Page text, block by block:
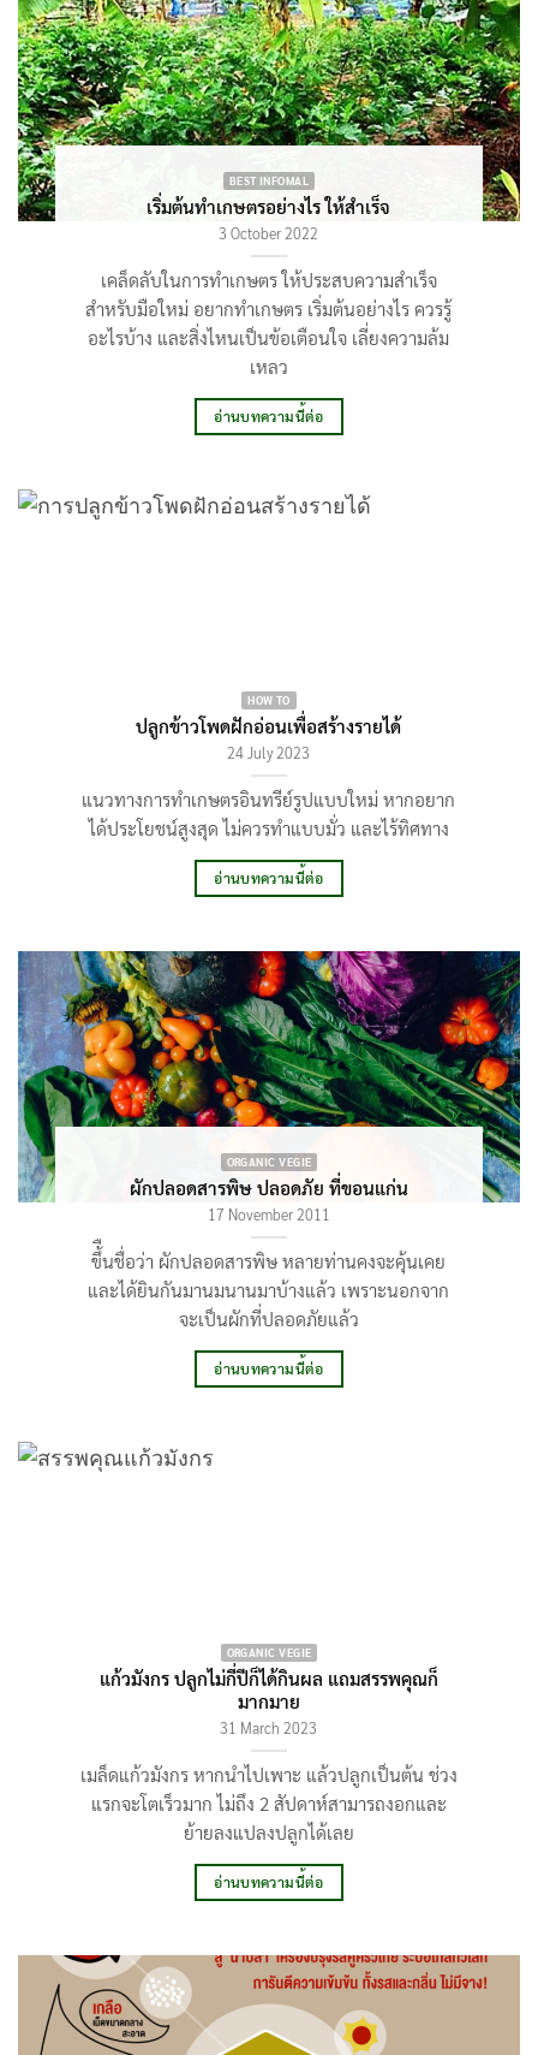
BEST INFOMAL
เริ่มต้นทําเกษตรอย่างไร ให้สำเร็จ
3 October 2022
เคล็ดลับในการทำเกษตร ให้ประสบความสำเร็จ
สำหรับมือใหม่ อยากทําเกษตร เริ่มต้นอย่างไร ควรรู้
อะไรบ้าง และสิ่งไหนเป็นข้อเตือนใจ เลี่ยงความล้ม
เหลว
อ่านบทความนี้ต่อ
HOW TO
ปลูกข้าวโพดฝักอ่อนเพื่อสร้างรายได้
24 July 2023
แนวทางการทำเกษตรอินทรีย์รูปแบบใหม่ หากอยาก
ได้ประโยชน์สูงสุด ไม่ควรทำแบบมั่ว และไร้ทิศทาง
อ่านบทความนี้ต่อ
ORGANIC VEGIE
ผักปลอดสารพิษ ปลอดภัย ที่ขอนแก่น
17 November 2011
ขึ้ืนชื่อว่า ผักปลอดสารพิษ หลายท่านคงจะคุ้นเคย
และได้ยินกันมานมนานมาบ้างแล้ว เพราะนอกจาก
จะเป็นผักที่ปลอดภัยแล้ว
อ่านบทความนี้ต่อ
ORGANIC VEGIE
แก้วมังกร ปลูกไม่กี่ปีก็ได้กินผล แถมสรรพคุณก็
มากมาย
31 March 2023
เมล็ดแก้วมังกร หากนำไปเพาะ แล้วปลูกเป็นต้น ช่วง
แรกจะโตเร็วมาก ไม่ถึง 2 สัปดาห์สามารถงอกและ
ย้ายลงแปลงปลูกได้เลย
อ่านบทความนี้ต่อ